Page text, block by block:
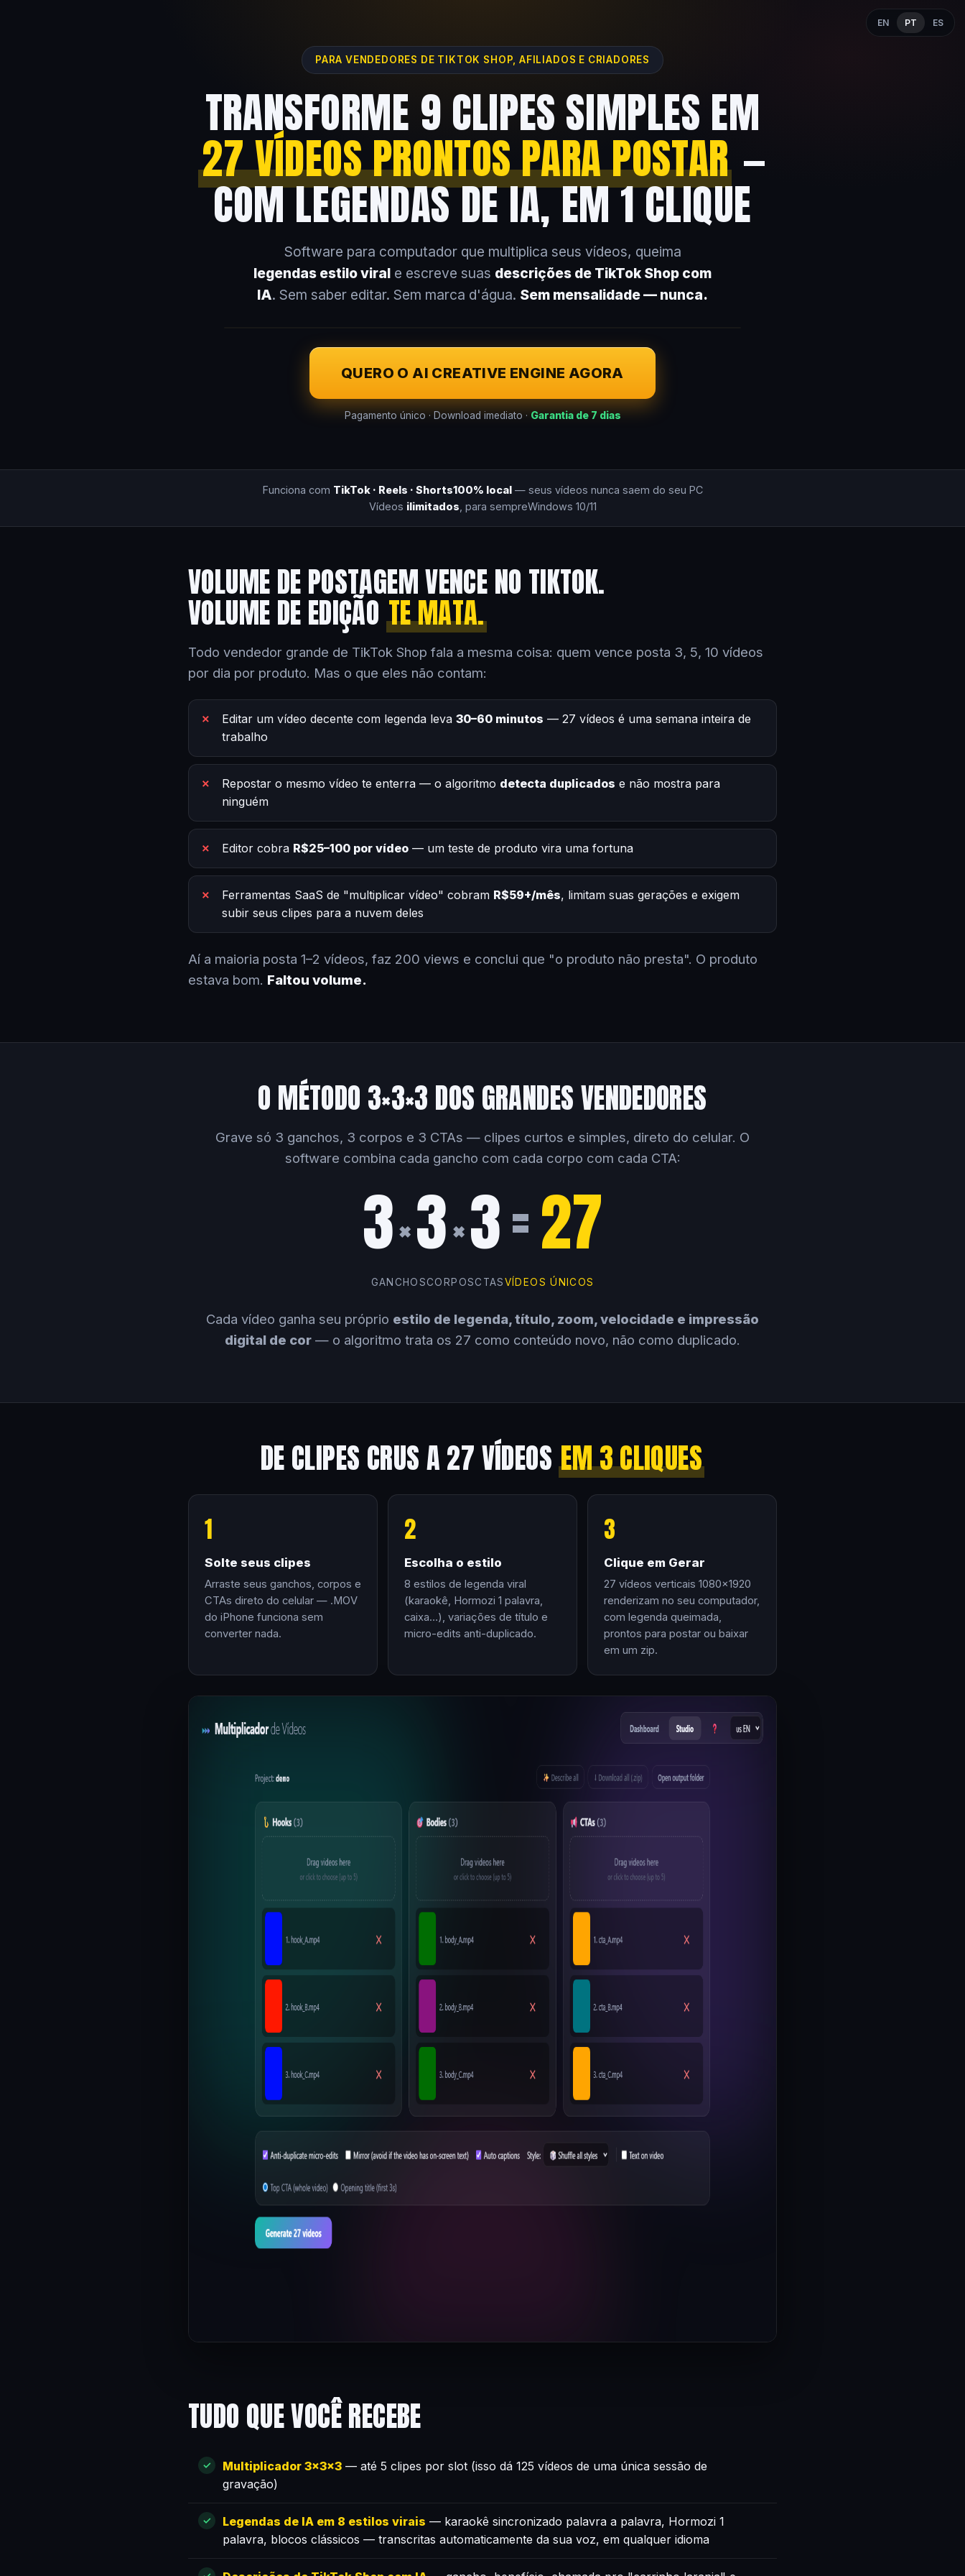
EN PT ES
PARA VENDEDORES DE TIKTOK SHOP, AFILIADOS E CRIADORES
TRANSFORME 9 CLIPES SIMPLES EM
27 VÍDEOS PRONTOS PARA POSTAR —
COM LEGENDAS DE IA, EM 1 CLIQUE
Software para computador que multiplica seus vídeos, queima
legendas estilo viral e escreve suas descrições de TikTok Shop com
IA. Sem saber editar. Sem marca d'água. Sem mensalidade — nunca.
QUERO O AI CREATIVE ENGINE AGORA
Pagamento único · Download imediato · Garantia de 7 dias
Funciona com TikTok · Reels · Shorts100% local— seus vídeos nunca saem do seu PC
Vídeos ilimitados , para sempreWindows 10/11
VOLUME DE POSTAGEM VENCE NO TIKTOK.
VOLUME DE EDIÇÃO TE MATA.
Todo vendedor grande de TikTok Shop fala a mesma coisa: quem vence posta 3, 5, 10 vídeos
por dia por produto. Mas o que eles não contam:
Editar um vídeo decente com legenda leva 30–60 minutos — 27 vídeos é uma semana inteira de
trabalho
Repostar o mesmo vídeo te enterra — o algoritmo detecta duplicados e não mostra para
ninguém
Editor cobra R$25–100 por vídeo — um teste de produto vira uma fortuna
Ferramentas SaaS de "multiplicar vídeo" cobram R$59+/mês, limitam suas gerações e exigem
subir seus clipes para a nuvem deles
Aí a maioria posta 1–2 vídeos, faz 200 views e conclui que "o produto não presta". O produto
estava bom. Faltou volume.
O MÉTODO 3×3×3 DOS GRANDES VENDEDORES
Grave só 3 ganchos, 3 corpos e 3 CTAs — clipes curtos e simples, direto do celular. O
software combina cada gancho com cada corpo com cada CTA:
3×3×3=27
GANCHOSCORPOSCTASVÍDEOS ÚNICOS
Cada vídeo ganha seu próprio estilo de legenda, título, zoom, velocidade e impressão
digital de cor — o algoritmo trata os 27 como conteúdo novo, não como duplicado.
DE CLIPES CRUS A 27 VÍDEOSEM 3 CLIQUES
1
Solte seus clipes
Arraste seus ganchos, corpos e
CTAs direto do celular — .MOV
do iPhone funciona sem
converter nada.
2
Escolha o estilo
8 estilos de legenda viral
(karaokê, Hormozi 1 palavra,
caixa…), variações de título e
micro-edits anti-duplicado.
3
Clique em Gerar
27 vídeos verticais 1080×1920
renderizam no seu computador,
com legenda queimada,
prontos para postar ou baixar
em um zip.
TUDO QUE VOCÊ RECEBE
Multiplicador 3×3×3 — até 5 clipes por slot (isso dá 125 vídeos de uma única sessão de
gravação)
Legendas de IA em 8 estilos virais — karaokê sincronizado palavra a palavra, Hormozi 1
palavra, blocos clássicos — transcritas automaticamente da sua voz, em qualquer idioma